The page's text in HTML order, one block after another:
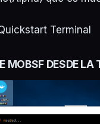
Terminal
MOBSF DESDE LA